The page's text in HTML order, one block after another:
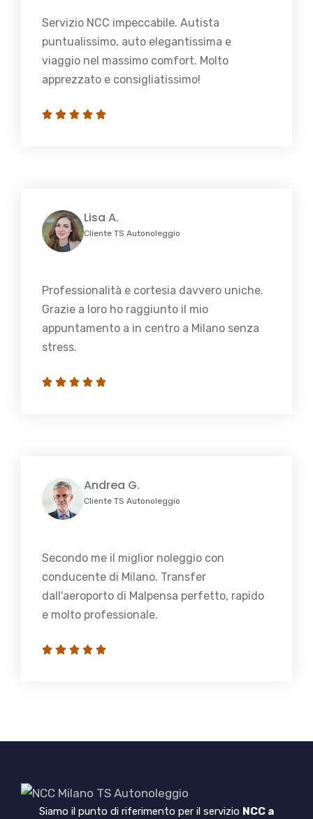
Servizio NCC impeccabile. Autista
puntualissimo, auto elegantissima e
viaggio nel massimo comfort. Molto
apprezzato e consigliatissimo!
Lisa A.
Cliente TS Autonoleggio
Professionalità e cortesia davvero uniche.
Grazie a loro ho raggiunto il mio
appuntamento a in centro a Milano senza
stress.
Andrea G.
Cliente TS Autonoleggio
Secondo me il miglior noleggio con
conducente di Milano. Transfer
dall'aeroporto di Malpensa perfetto, rapido
e molto professionale.
Siamo il punto di riferimento per il servizio NCC a